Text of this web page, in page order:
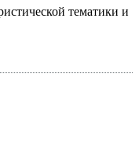
тематики и